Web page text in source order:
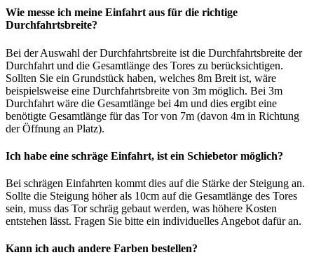
Wie messe ich meine Einfahrt aus für die richtige
Durchfahrtsbreite?
Bei der Auswahl der Durchfahrtsbreite ist die Durchfahrtsbreite der
Durchfahrt und die Gesamtlänge des Tores zu berücksichtigen.
Sollten Sie ein Grundstück haben, welches 8m Breit ist, wäre
beispielsweise eine Durchfahrtsbreite von 3m möglich. Bei 3m
Durchfahrt wäre die Gesamtlänge bei 4m und dies ergibt eine
benötigte Gesamtlänge für das Tor von 7m (davon 4m in Richtung
der Öffnung an Platz).
Ich habe eine schräge Einfahrt, ist ein Schiebetor möglich?
Bei schrägen Einfahrten kommt dies auf die Stärke der Steigung an.
Sollte die Steigung höher als 10cm auf die Gesamtlänge des Tores
sein, muss das Tor schräg gebaut werden, was höhere Kosten
entstehen lässt. Fragen Sie bitte ein individuelles Angebot dafür an.
Kann ich auch andere Farben bestellen?